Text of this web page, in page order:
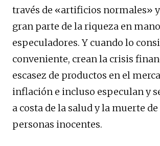
través de «artificios normales»
gran parte de la riqueza en
especuladores. Y cuando lo
conveniente, crean la crisis
escasez de productos en el
inflación e incluso especulan y
a costa de la salud y la muerte
personas inocentes.